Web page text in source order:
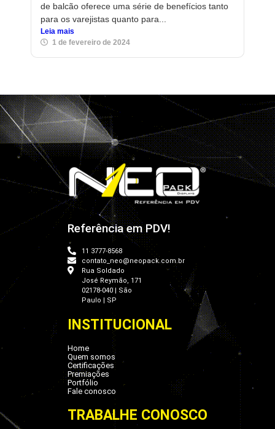
de balcão oferece uma série de benefícios tanto
para os varejistas quanto para...
Leia mais
1 de fevereiro de 2024
Referência em PDV!
11 3777-8568
contato_neo@neopack.com.br
Rua Soldado
José Reymão, 171
02178-040 | São
Paulo | SP
INSTITUCIONAL
Home
Quem somos
Certificações
Premiações
Portfólio
Fale conosco
TRABALHE CONOSCO